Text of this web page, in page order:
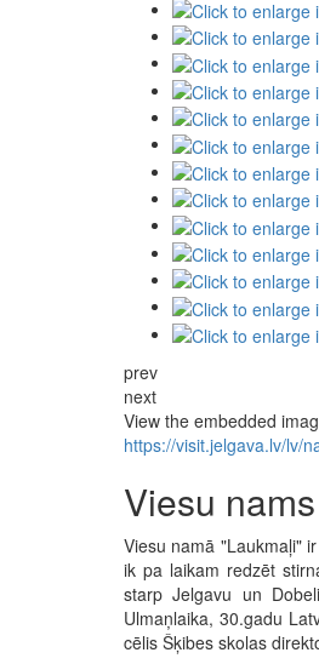
prev
next
View the embedded
https://visit.jelgava.lv/lv/
Viesu
Viesu namā "Laukmaļi"
ik pa laikam redzēt
starp Jelgavu un
Ulmaņlaika, 30.gadu
cēlis Šķibes skolas